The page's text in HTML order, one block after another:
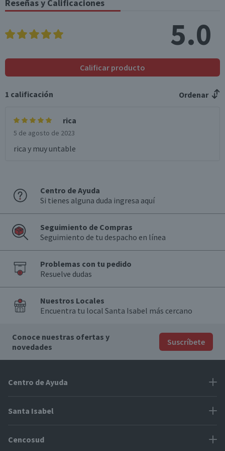
*Ingesta de referencia de un adulto promedio (8400 kj / 2000 kcal)
Reseñas y Calificaciones
5.0
Calificar producto
1 calificación Ordenar
rica
5 de agosto de 2023
rica y muy untable
Centro de Ayuda
Si tienes alguna duda ingresa aquí
Seguimiento de Compras
Seguimiento de tu despacho en línea
Problemas con tu pedido
Resuelve dudas
Nuestros Locales
Encuentra tu local Santa Isabel más cercano
Conoce nuestras ofertas y
novedades
Suscríbete
Centro de Ayuda
Problemas con tu pedido
Cómo modificar mis datos
Santa Isabel
Proveedores
Cencosud